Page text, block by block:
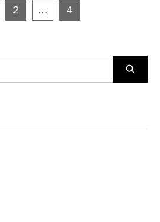
2 … 4